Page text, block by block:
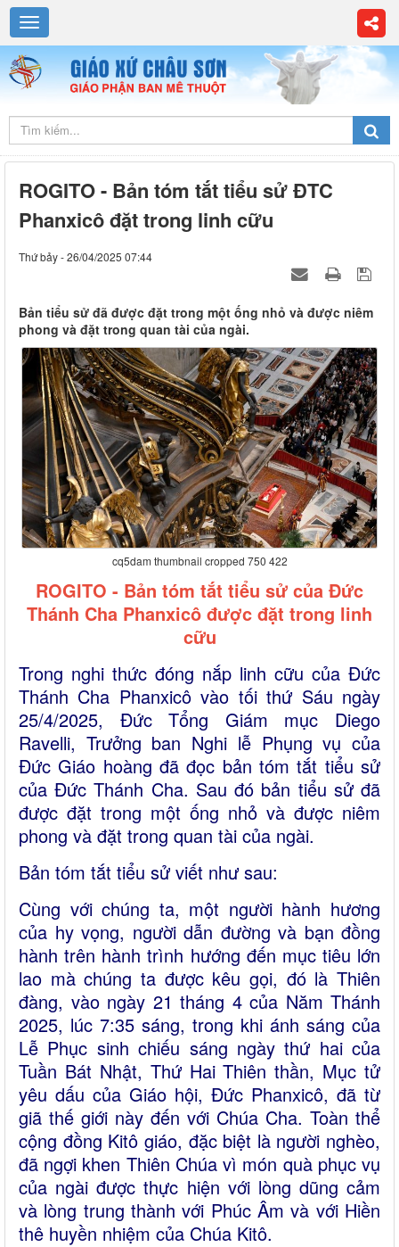
ROGITO - Bản tóm tắt tiểu sử ĐTC
Phanxicô đặt trong linh cữu
Thứ bảy - 26/04/2025 07:44
Bản tiểu sử đã được đặt trong một ống nhỏ và được niêm
phong và đặt trong quan tài của ngài.
cq5dam thumbnail cropped 750 422
ROGITO - Bản tóm tắt tiểu sử của Đức
Thánh Cha Phanxicô được đặt trong linh
cữu
Trong nghi thức đóng nắp linh cữu của Đức
Thánh Cha Phanxicô vào tối thứ Sáu ngày
25/4/2025, Đức Tổng Giám mục Diego
Ravelli, Trưởng ban Nghi lễ Phụng vụ của
Đức Giáo hoàng đã đọc bản tóm tắt tiểu sử
của Đức Thánh Cha. Sau đó bản tiểu sử đã
được đặt trong một ống nhỏ và được niêm
phong và đặt trong quan tài của ngài.
Bản tóm tắt tiểu sử viết như sau:
Cùng với chúng ta, một người hành hương
của hy vọng, người dẫn đường và bạn đồng
hành trên hành trình hướng đến mục tiêu lớn
lao mà chúng ta được kêu gọi, đó là Thiên
đàng, vào ngày 21 tháng 4 của Năm Thánh
2025, lúc 7:35 sáng, trong khi ánh sáng của
Lễ Phục sinh chiếu sáng ngày thứ hai của
Tuần Bát Nhật, Thứ Hai Thiên thần, Mục tử
yêu dấu của Giáo hội, Đức Phanxicô, đã từ
giã thế giới này đến với Chúa Cha. Toàn thể
cộng đồng Kitô giáo, đặc biệt là người nghèo,
đã ngợi khen Thiên Chúa vì món quà phục vụ
của ngài được thực hiện với lòng dũng cảm
và lòng trung thành với Phúc Âm và với Hiền
thê huyền nhiệm của Chúa Kitô.